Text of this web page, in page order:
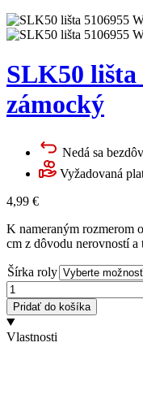
SLK50 lišta
zámocký
Nedá sa
Vyžadovaná
4,99 €
K nameraným rozmerom
cm z dôvodu nerovností a
Šírka roly
Množstvo
Pridať do košíka
Vlastnosti